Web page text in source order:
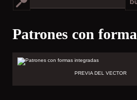
Patrones con
PREVIA DEL VECTOR